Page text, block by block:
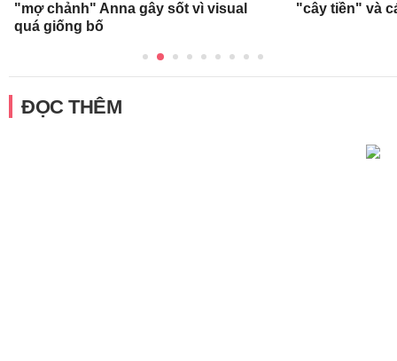
"mợ chảnh" Anna gây sốt vì visual
quá giống bố
"cây tiền" và
ĐỌC THÊM